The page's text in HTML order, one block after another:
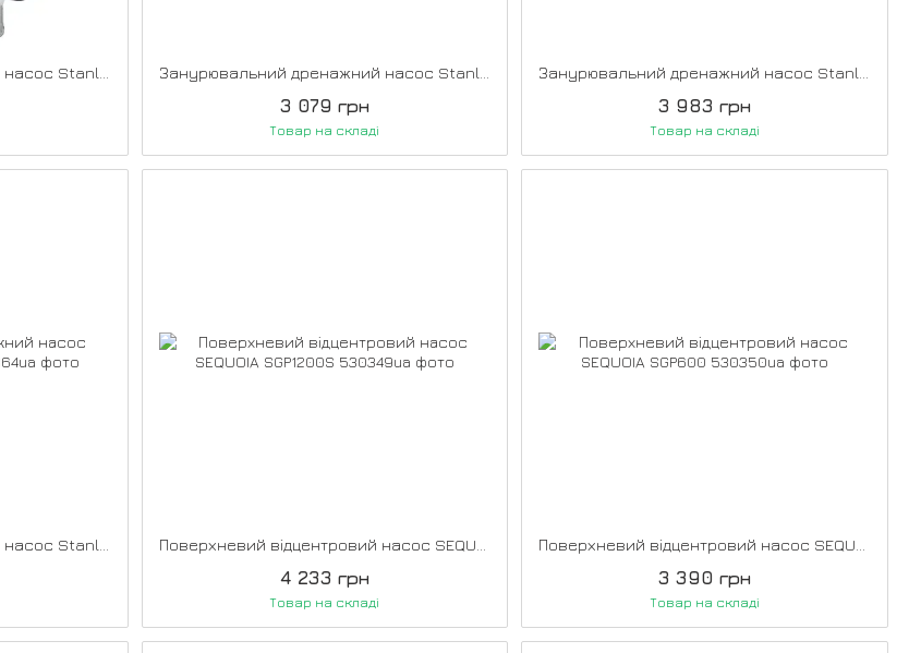
3 079 грн
Товар на складі
3 983 грн
Товар на складі
4 233 грн
Товар на складі
3 390 грн
Товар на складі